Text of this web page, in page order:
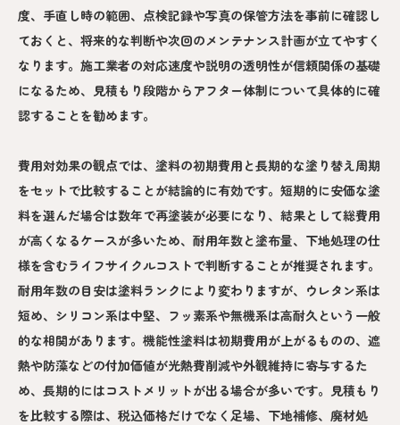
度、手直し時の範囲、点検記録や写真の保管方法を事前に確認し
ておくと、将来的な判断や次回のメンテナンス計画が立てやすく
なります。施工業者の対応速度や説明の透明性が信頼関係の基礎
になるため、見積もり段階からアフター体制について具体的に確
認することを勧めます。
費用対効果の観点では、塗料の初期費用と長期的な塗り替え周期
をセットで比較することが結論的に有効です。短期的に安価な塗
料を選んだ場合は数年で再塗装が必要になり、結果として総費用
が高くなるケースが多いため、耐用年数と塗布量、下地処理の仕
様を含むライフサイクルコストで判断することが推奨されます。
耐用年数の目安は塗料ランクにより変わりますが、ウレタン系は
短め、シリコン系は中堅、フッ素系や無機系は高耐久という一般
的な相関があります。機能性塗料は初期費用が上がるものの、遮
熱や防藻などの付加価値が光熱費削減や外観維持に寄与するた
め、長期的にはコストメリットが出る場合が多いです。見積もり
を比較する際は、税込価格だけでなく足場、下地補修、廃材処